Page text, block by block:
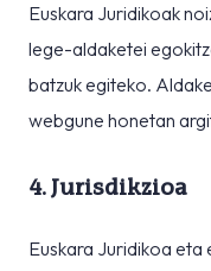
Euskara Juridikoak
lege-aldaketei
batzuk egiteko.
webgune honetan
4. Jurisdikzioa
Euskara Juridikoa